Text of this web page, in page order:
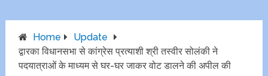
Home
Update
द्वारका विधानसभा से कांग्रेस प्रत्याशी श्री तस्वीर सोलंकी ने
पदयात्राओं के माध्यम से घर-घर जाकर वोट डालने की अपील की